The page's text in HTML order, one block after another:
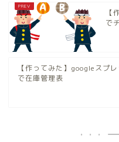
【
で
【作ってみた】googleスプ
で在庫管理表